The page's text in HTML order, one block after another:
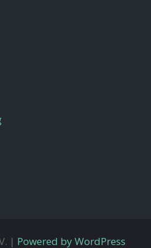
| Powered by WordPress